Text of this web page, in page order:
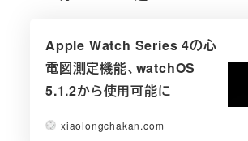
Apple Watch Series 4の心
電図測定機能、watchOS
5.1.2から使用可能に
xiaolongchakan.com